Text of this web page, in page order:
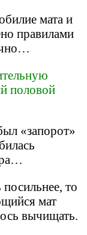
мата и
правилами
половой
«запорот»
то
мат
вычищать.